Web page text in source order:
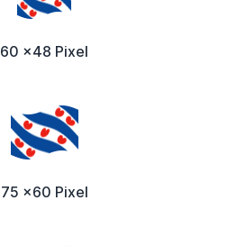
60 x48 Pixel
75 x60 Pixel